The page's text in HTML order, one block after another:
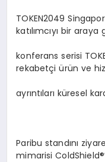
TOKEN2049
katılımcıyı bir
konferans serisi
rekabetçi ürün ve
ayrıntıları küresel
Paribu standını
mimarisi